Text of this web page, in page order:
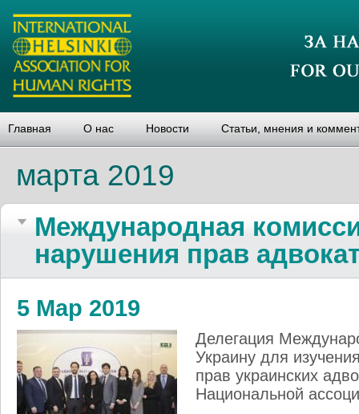
Главная О нас Новости Статьи, мнения и
марта 2019
Международная
нарушения прав
5 Мар 2019
Делегация
Украину для
прав украинских
Национальной